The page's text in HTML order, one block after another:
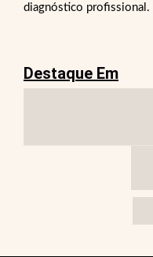
diagnóstico profissional.
Destaque Em